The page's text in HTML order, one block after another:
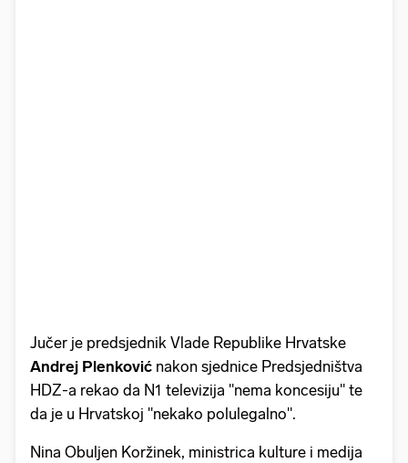
Jučer je predsjednik Vlade Republike Hrvatske
Andrej Plenković nakon sjednice Predsjedništva
HDZ-a rekao da N1 televizija "nema koncesiju" te
da je u Hrvatskoj "nekako polulegalno".
Nina Obuljen Koržinek, ministrica kulture i medija